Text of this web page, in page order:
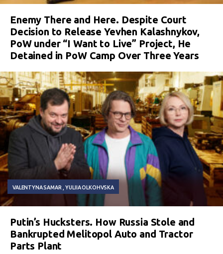
Enemy There and Here. Despite Court
Decision to Release Yevhen Kalashnykov,
PoW under “I Want to Live” Project, He
Detained in PoW Camp Over Three Years
VALENTYNA SAMAR YULIIA OLKOHVSKA
Putin’s Hucksters. How Russia Stole and
Bankrupted Melitopol Auto and Tractor
Parts Plant